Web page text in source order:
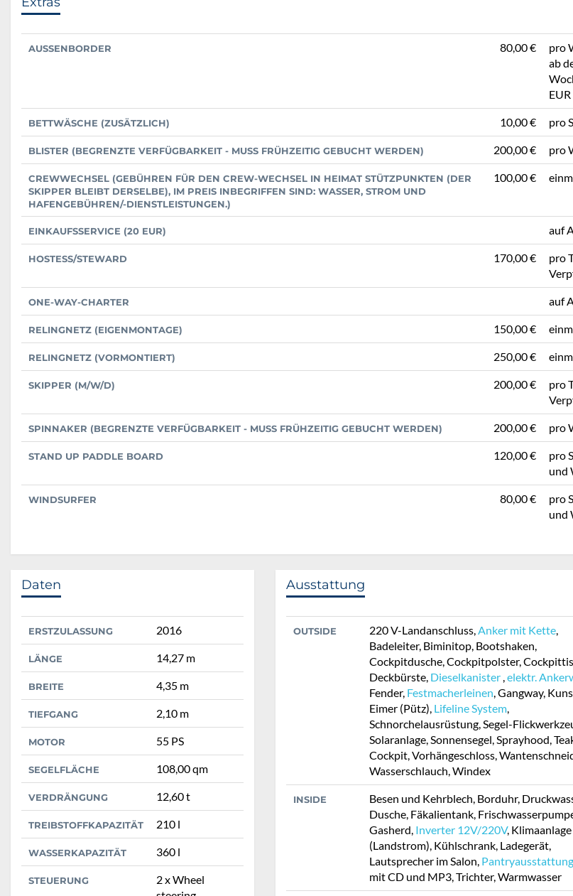
AUSSENBORDER 80,00 €
pro
ab
EUR
BETTWÄSCHE (ZUSÄTZLICH) 10,00 € pro
BLISTER (BEGRENZTE VERFÜGBARKEIT - MUSS FRÜHZEITIG GEBUCHT WERDEN) 200,00 € pro
CREWWECHSEL (GEBÜHREN FÜR DEN CREW-WECHSEL IN HEIMAT STÜTZPUNKTEN (DER
SKIPPER BLEIBT DERSELBE), IM PREIS INBEGRIFFEN SIND: WASSER, STROM UND
HAFENGEBÜHREN/-DIENSTLEISTUNGEN.)
100,00 €
EINKAUFSSERVICE (20 EUR) auf
HOSTESS/STEWARD 170,00 €
pro
ONE-WAY-CHARTER auf
RELINGNETZ (EIGENMONTAGE) 150,00 €
RELINGNETZ (VORMONTIERT) 250,00 €
SKIPPER (M/W/D) 200,00 €
pro
SPINNAKER (BEGRENZTE VERFÜGBARKEIT - MUSS FRÜHZEITIG GEBUCHT WERDEN) 200,00 € pro
STAND UP PADDLE BOARD 120,00 €
pro
und
WINDSURFER 80,00 €
pro
und
Daten
ERSTZULASSUNG 2016
LÄNGE 14,27 m
BREITE 4,35 m
TIEFGANG 2,10 m
MOTOR 55 PS
SEGELFLÄCHE 108,00 qm
VERDRÄNGUNG 12,60 t
TREIBSTOFFKAPAZITÄT 210 l
WASSERKAPAZITÄT 360 l
STEUERUNG
2 x Wheel
Ausstattung
OUTSIDE 220 V-Landanschluss,Anker mit Kette,
Badeleiter, Biminitop, Bootshaken,
Cockpitdusche, Cockpitpolster,
Deckbürste, Dieselkanister ,elektr.
Fender, Festmacherleinen, Gangway,
Eimer (Pütz), Lifeline System,
Schnorchelausrüstung, Segel-
Solaranlage, Sonnensegel, Sprayhood,
Cockpit, Vorhängeschloss,
Wasserschlauch, Windex
INSIDE
Besen und Kehrblech, Borduhr,
Dusche, Fäkalientank,
Gasherd, Inverter 12V/220V, Klimaanlage
(Landstrom), Kühlschrank, Ladegerät,
Lautsprecher im Salon, Pantryausstattung
mit CD und MP3, Trichter, Warmwasser